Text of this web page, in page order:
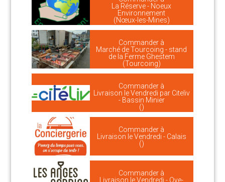
La Réserve - Noeux
Environnement
(Nœux-les-Mines)
Commander à
Marché de Tourcoing - stand
de la Ferme Ghestem
(Tourcoing)
Commander à
Livraison le Vendredi par Citeliv
- Bassin Minier
()
Commander à
Livraison le Vendredi - Calais
()
Commander à
Livraison le Vendredi - Oye-